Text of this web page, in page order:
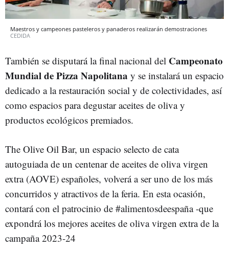
Maestros y campeones pasteleros y panaderos realizarán demostraciones
CEDIDA
También se disputará la final nacional del Campeonato
Mundial de Pizza Napolitana y se instalará un espacio
dedicado a la restauración social y de colectividades, así
como espacios para degustar aceites de oliva y
productos ecológicos premiados.
The Olive Oil Bar, un espacio selecto de cata
autoguiada de un centenar de aceites de oliva virgen
extra (AOVE) españoles, volverá a ser uno de los más
concurridos y atractivos de la feria. En esta ocasión,
contará con el patrocinio de #alimentosdeespaña -que
expondrá los mejores aceites de oliva virgen extra de la
campaña 2023-24